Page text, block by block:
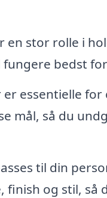
en stor rolle i
bedst
essentielle
mål, så du
til din
og stil, så